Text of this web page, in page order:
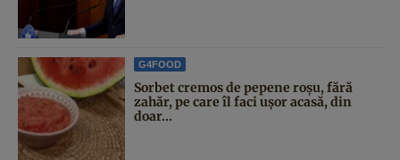
G4FOOD
Sorbet cremos de pepene roșu, fără
zahăr, pe care îl faci ușor acasă, din
doar...